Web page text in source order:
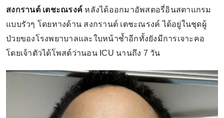
สงกรานต์ เตชะณรงค์ หลังได้ออกมาอัพสตอรี่อินสตาแกรม
แบบรัวๆ โดยทางด้าน สงกรานต์ เตชะณรงค์ ได้อยู่ในชุดผู้
ป่วยของโรงพยาบาลและใบหน้าช้ำอีกทั้งยังมีการเจาะคอ
โดยเจ้าตัวได้โพสต์ว่านอน ICU นานถึง 7 วัน